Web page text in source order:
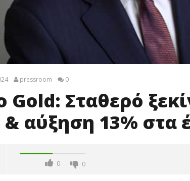
pressroom 0
Gold: Σταθερό
& αύξηση 13% στα
0 0